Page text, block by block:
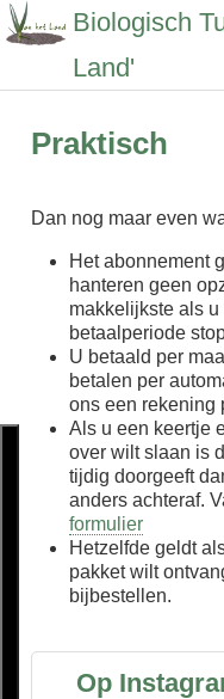
Overslaan
en
gaan
Biologisch
Land'
Praktisch
Dan nog maar even
Het abonnement
hanteren geen
makkelijkste als
betaalperiode
U betaald per
betalen per
ons een rekening
Als u een keertje
over wilt slaan is
tijdig doorgeeft
anders achteraf.
formulier
Hetzelfde geldt
pakket wilt
bijbestellen.
Op